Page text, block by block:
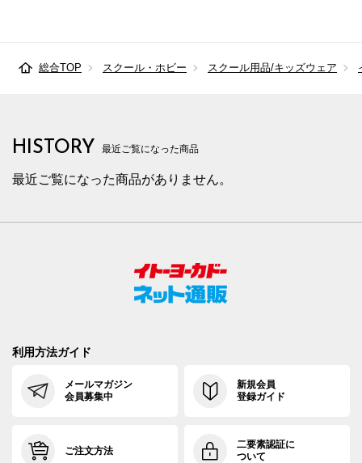
総合TOP スクール・ホビー スクール用品/キッズウェア
HISTORY 最近ご覧になった商品
最近ご覧になった商品がありません。
利用方法ガイド
メールマガジン
会員募集中
新規会員
登録ガイド
ご注文方法
二要素認証に
ついて